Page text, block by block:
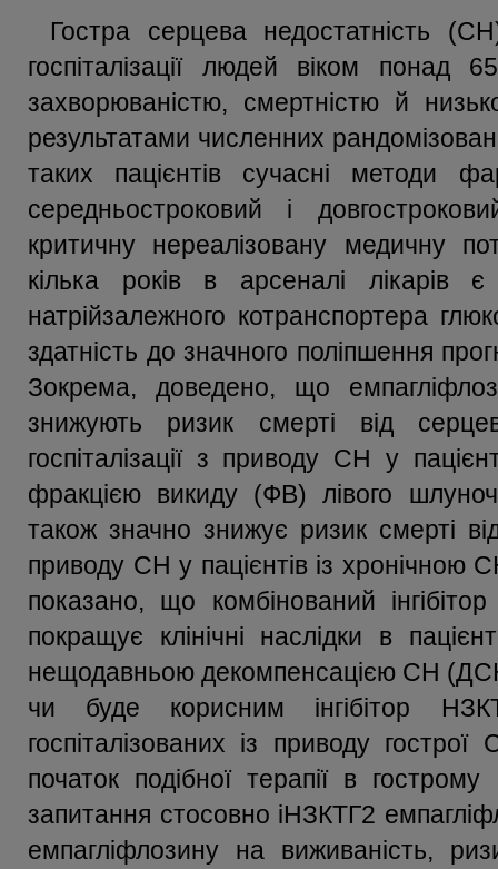
Гостра серцева недостатність
госпіталізації людей віком понад
захворюваністю, смертністю й
результатами численних
таких пацієнтів сучасні методи
середньостроковий і
критичну нереалізовану медичну
кілька років в арсеналі лікарів є
натрійзалежного котранспортера
здатність до значного поліпшення
Зокрема, доведено, що
знижують ризик смерті від
госпіталізації з приводу СН у
фракцією викиду (ФВ) лівого
також значно знижує ризик смерті
приводу СН у пацієнтів із
показано, що комбінований
покращує клінічні наслідки в
нещодавньою декомпенсацією СН
чи буде корисним інгібітор
госпіталізованих із приводу
початок подібної терапії в
запитання стосовно іНЗКТГ2
емпагліфлозину на виживаність,